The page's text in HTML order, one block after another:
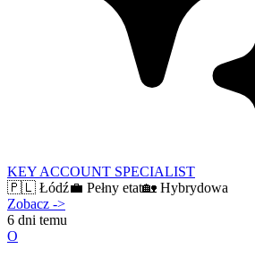
KEY ACCOUNT SPECIALIST
🇵🇱 Łódź💼 Pełny etat🏡 Hybrydowa
Zobacz ->
6 dni temu
O